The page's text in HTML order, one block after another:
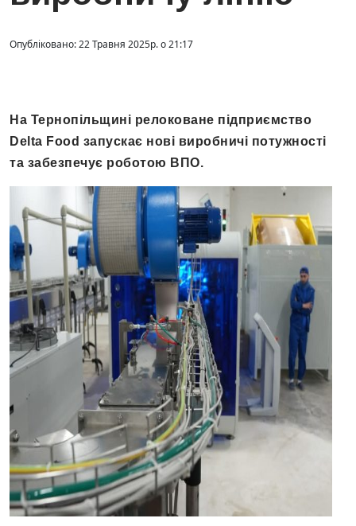
Опубліковано: 22 Травня 2025р. о 21:17
На Тернопільщині релоковане підприємство
Delta Food запускає нові виробничі потужності
та забезпечує роботою ВПО.